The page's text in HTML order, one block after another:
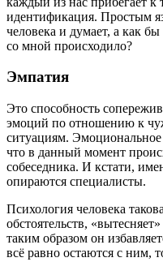
идентификация. Простым
человека и думает, а как
со мной происходило?
Эмпатия
Это способность
эмоций по отношению к
ситуациям. Эмоциональное
что в данный момент
собеседника. И кстати,
опираются специалисты.
Психология человека
обстоятельств,
таким образом он
всё равно остаются с ним,